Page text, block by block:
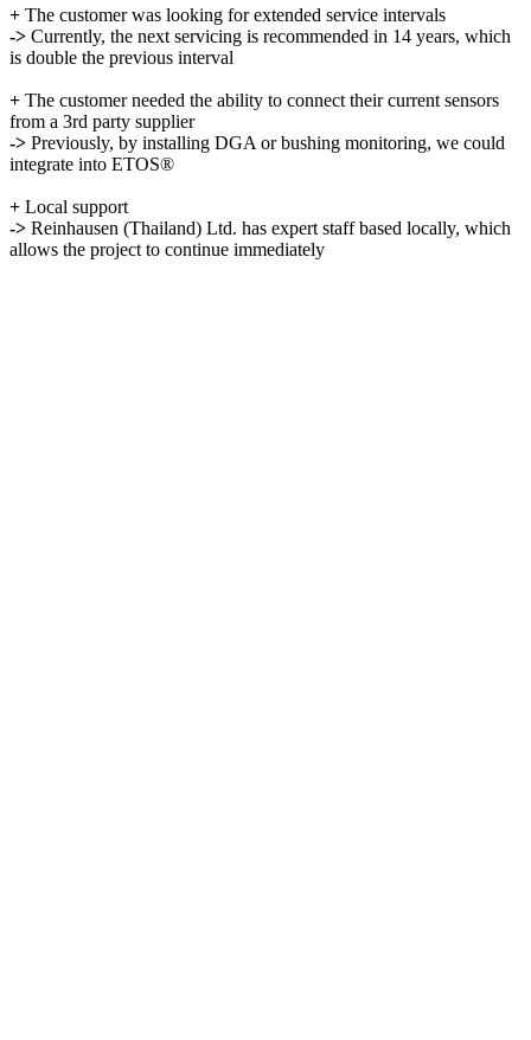
+ The customer was looking for extended service intervals
-> Currently, the next servicing is recommended in 14 years, which
is double the previous interval
+ The customer needed the ability to connect their current sensors
from a 3rd party supplier
-> Previously, by installing DGA or bushing monitoring, we could
integrate into ETOS®
+ Local support
-> Reinhausen (Thailand) Ltd. has expert staff based locally, which
allows the project to continue immediately